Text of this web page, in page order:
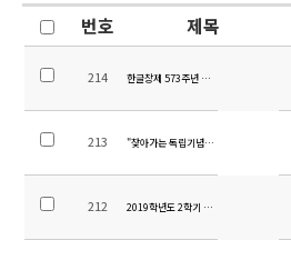
번호 제목
214 한글창제 573주년 한글날 기념 시화전 안내
213 "찾아가는 독립기념관" 행사 안내
212 2019학년도 2학기 학생회 임원 당선 공고